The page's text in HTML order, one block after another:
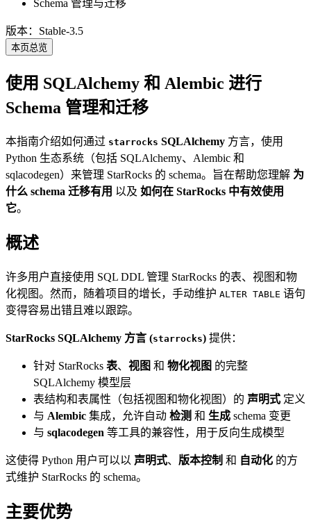
Schema 管理与迁移
版本：Stable-3.5
本页总览
使用 SQLAlchemy 和 Alembic 进行
Schema 管理和迁移
本指南介绍如何通过 starrocks SQLAlchemy 方言，使用
Python 生态系统（包括 SQLAlchemy、Alembic 和
sqlacodegen）来管理 StarRocks 的 schema。旨在帮助您理解 为
什么 schema 迁移有用 以及 如何在 StarRocks 中有效使用
它。
概述
许多用户直接使用 SQL DDL 管理 StarRocks 的表、视图和物
化视图。然而，随着项目的增长，手动维护 ALTER TABLE 语句
变得容易出错且难以跟踪。
StarRocks SQLAlchemy 方言 (starrocks) 提供：
针对 StarRocks 表、 视图 和 物化视图 的完整
SQLAlchemy 模型层
表结构和表属性（包括视图和物化视图）的 声明式 定义
与 Alembic 集成，允许自动 检测 和 生成 schema 变更
与 sqlacodegen 等工具的兼容性，用于反向生成模型
这使得 Python 用户可以以 声明式、 版本控制 和 自动化 的方
式维护 StarRocks 的 schema。
主要优势